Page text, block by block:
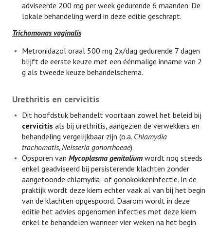
adviseerde 200 mg per week gedurende 6 maanden. De
lokale behandeling werd in deze editie geschrapt.
Trichomonas vaginalis
Metronidazol oraal 500 mg 2x/dag gedurende 7 dagen
blijft de eerste keuze met een éénmalige inname van 2
g als tweede keuze behandelschema.
Urethritis en cervicitis
Dit hoofdstuk behandelt voortaan zowel het beleid bij
cervicitis als bij urethritis, aangezien de verwekkers en
behandeling vergelijkbaar zijn (o.a. Chlamydia
trachomatis, Neisseria gonorrhoeae).
Opsporen van Mycoplasma genitalium wordt nog steeds
enkel geadviseerd bij persisterende klachten zonder
aangetoonde chlamydia- of gonokokkeninfectie. In de
praktijk wordt deze kiem echter vaak al van bij het begin
van de klachten opgespoord. Daarom wordt in deze
editie het advies opgenomen infecties met deze kiem
enkel te behandelen wanneer vier weken na het begin